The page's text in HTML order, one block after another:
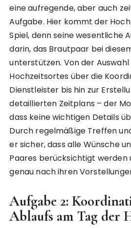
eine aufregende, aber auch
Aufgabe. Hier kommt der
Spiel, denn seine wesentliche
darin, das Brautpaar bei
unterstützen. Von der
Hochzeitsortes über die
Dienstleister bis hin zur
detaillierten Zeitplans – der
dass keine wichtigen Details
Durch regelmäßige Treffen
er sicher, dass alle Wünsche
Paares berücksichtigt werden
genau nach ihren
Aufgabe 2:
Ablaufs am Tag der